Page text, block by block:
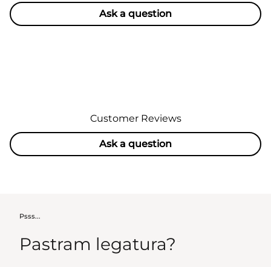
Ask a question
Customer Reviews
Ask a question
Psss...
Pastram legatura?